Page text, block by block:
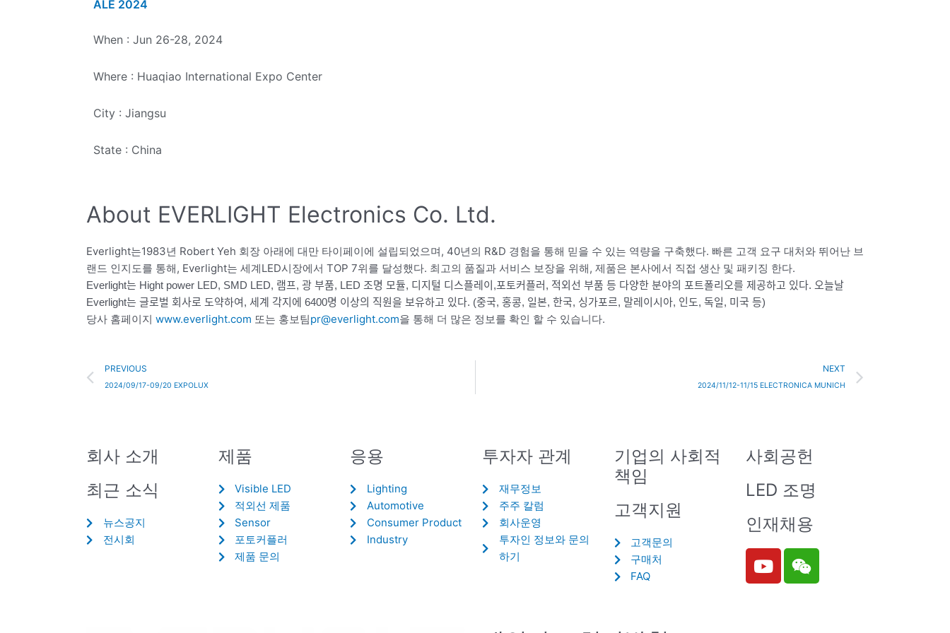
ALE 2024
When : Jun 26-28, 2024
Where : Huaqiao International Expo Center
City : Jiangsu
State : China
About EVERLIGHT Electronics Co. Ltd.
Everlight는1983년 Robert Yeh 회장 아래에 대만 타이페이에 설립되었으며, 40년의 R&D 경험을 통해 믿을 수 있는 역량을 구축했다. 빠른 고객 요구 대처와 뛰어난 브
랜드 인지도를 통해, Everlight는 세계LED시장에서 TOP 7위를 달성했다. 최고의 품질과 서비스 보장을 위해, 제품은 본사에서 직접 생산 및 패키징 한다.
Everlight는 Hight power LED, SMD LED, 램프, 광 부품, LED 조명 모듈, 디지털 디스플레이,포토커플러, 적외선 부품 등 다양한 분야의 포트폴리오를 제공하고 있다. 오늘날
Everlight는 글로벌 회사로 도약하여, 세계 각지에 6400명 이상의 직원을 보유하고 있다. (중국, 홍콩, 일본, 한국, 싱가포르, 말레이시아, 인도, 독일, 미국 등)
당사 홈페이지 www.everlight.com 또는 홍보팀pr@everlight.com을 통해 더 많은 정보를 확인 할 수 있습니다.
Prev
PREVIOUS
2024/09/17-09/20 EXPOLUX
NEXT
2024/11/12-11/15 ELECTRONICA MUNICH
회사 소개
최근 소식
뉴스공지
전시회
제품
Visible LED
적외선 제품
Sensor
포토커플러
제품 문의
응용
Lighting
Automotive
Consumer Product
Industry
투자자 관계
재무정보
주주 칼럼
회사운영
투자인 정보와 문의
하기
기업의 사회적
책임
고객지원
고객문의
구매처
FAQ
사회공헌
LED 조명
인재채용
Y
o
W
e